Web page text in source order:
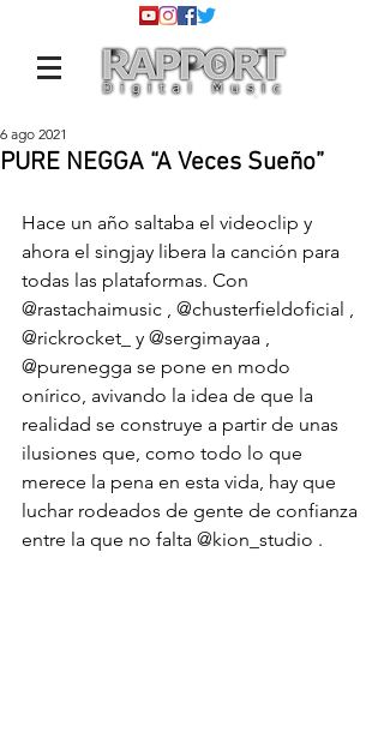
PURE NEGGA “A Veces Sueño”
6 ago 2021
Hace un año saltaba el videoclip y
ahora el singjay libera la canción para
todas las plataformas. Con
@rastachaimusic , @chusterfieldoficial ,
@rickrocket_
y @sergimayaa ,
@purenegga se pone en modo
onírico, avivando la idea de que la
realidad se construye a partir de unas
ilusiones que, como todo lo que
merece la pena en esta vida, hay que
luchar rodeados de gente de confianza
entre la que no falta @kion_studio .